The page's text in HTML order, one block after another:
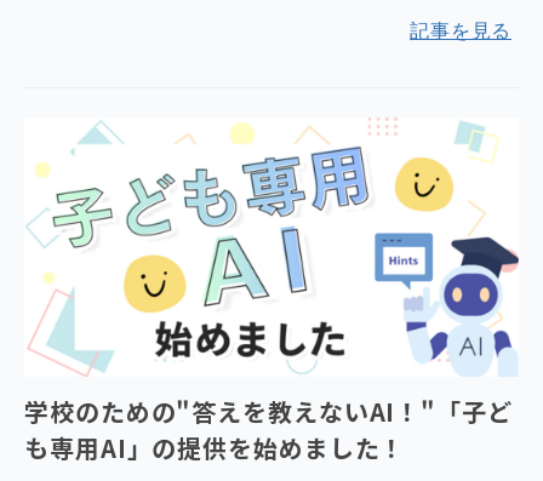
記事を見る
学校のための"答えを教えないAI！"「子ど
も専用AI」の提供を始めました！